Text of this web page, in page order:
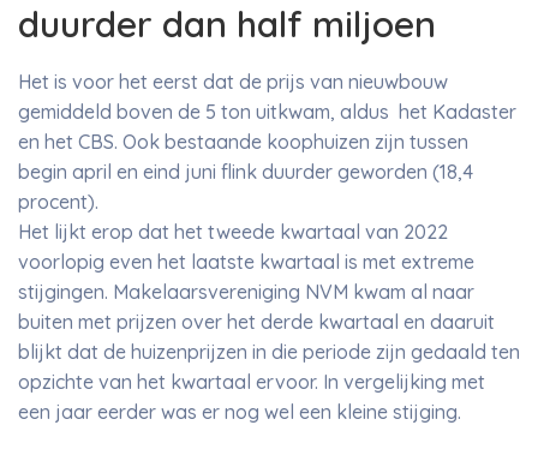
duurder dan half miljoen
Het is voor het eerst dat de prijs van nieuwbouw
gemiddeld boven de 5 ton uitkwam, aldus het Kadaster
en het CBS. Ook bestaande koophuizen zijn tussen
begin april en eind juni flink duurder geworden (18,4
procent).
Het lijkt erop dat het tweede kwartaal van 2022
voorlopig even het laatste kwartaal is met extreme
stijgingen. Makelaarsvereniging NVM kwam al naar
buiten met prijzen over het derde kwartaal en daaruit
blijkt dat de huizenprijzen in die periode zijn gedaald ten
opzichte van het kwartaal ervoor. In vergelijking met
een jaar eerder was er nog wel een kleine stijging.